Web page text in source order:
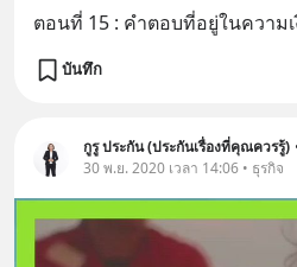
ตอนที่ 15 : คำตอบที่อยู่ในความเ
บันทึก
กูรู ประกัน (ประกันเรื่องที่คุณควรรู้)
30 พ.ย. 2020 เวลา 14:06 • ธุรกิจ